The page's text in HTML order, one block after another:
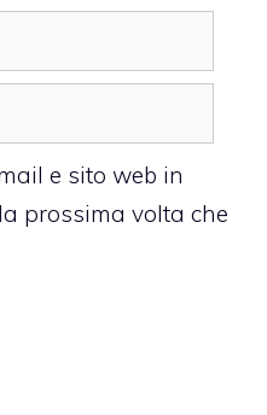
e sito web in
prossima volta che